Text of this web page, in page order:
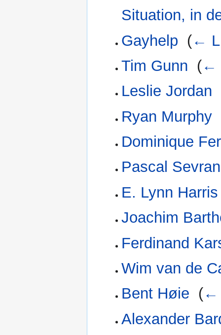
Situation, in
Gayhelp (←
Tim Gunn (←
Leslie Jordan
Ryan Murphy‎
Dominique
Pascal Sevran
E. Lynn Harris
Joachim
Ferdinand
Wim van de
Bent Høie (←
Alexander